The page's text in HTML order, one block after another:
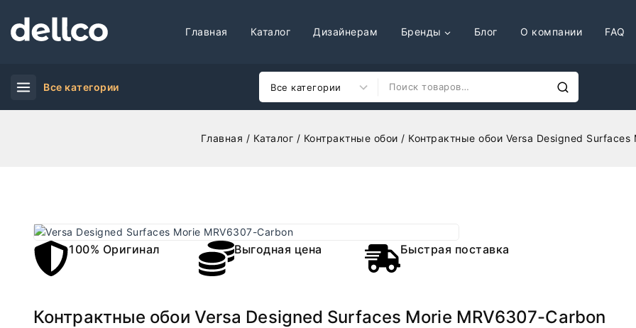
Главная Каталог Дизайнерам Бренды Блог О компании FAQ
Все категории
Главная / Каталог / Контрактные обои / Контрактные обои Versa Designed
100% Оригинал Выгодная цена Быстрая поставка
Контрактные обои Versa Designed Surfaces Morie MRV6307-Carbon